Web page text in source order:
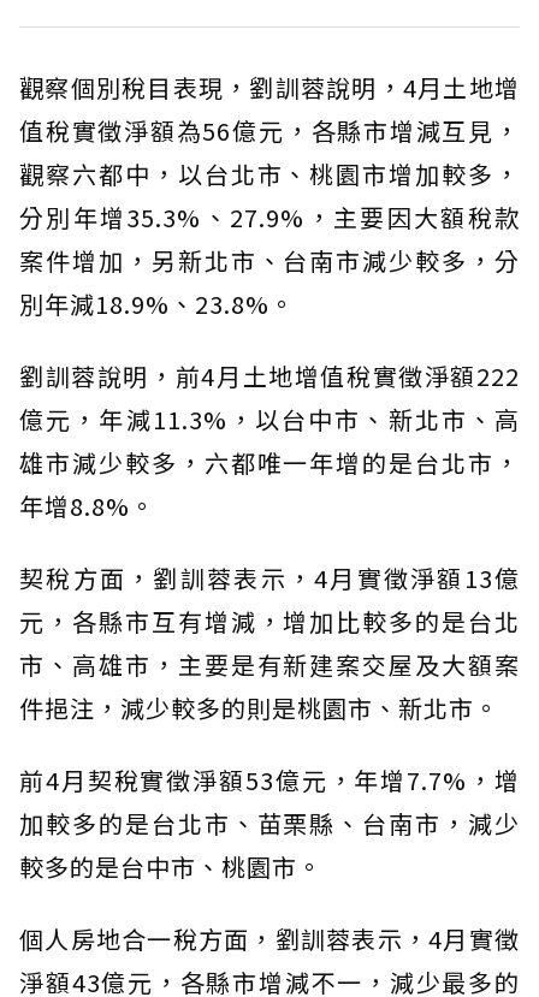
觀察個別稅目表現，劉訓蓉說明，4月土地增
值稅實徵淨額為56億元，各縣市增減互見，
觀察六都中，以台北市、桃園市增加較多，
分別年增35.3%、27.9%，主要因大額稅款
案件增加，另新北市、台南市減少較多，分
別年減18.9%、23.8%。
劉訓蓉說明，前4月土地增值稅實徵淨額222
億元，年減11.3%，以台中市、新北市、高
雄市減少較多，六都唯一年增的是台北市，
年增8.8%。
契稅方面，劉訓蓉表示，4月實徵淨額13億
元，各縣市互有增減，增加比較多的是台北
市、高雄市，主要是有新建案交屋及大額案
件挹注，減少較多的則是桃園市、新北市。
前4月契稅實徵淨額53億元，年增7.7%，增
加較多的是台北市、苗栗縣、台南市，減少
較多的是台中市、桃園市。
個人房地合一稅方面，劉訓蓉表示，4月實徵
淨額43億元，各縣市增減不一，減少最多的